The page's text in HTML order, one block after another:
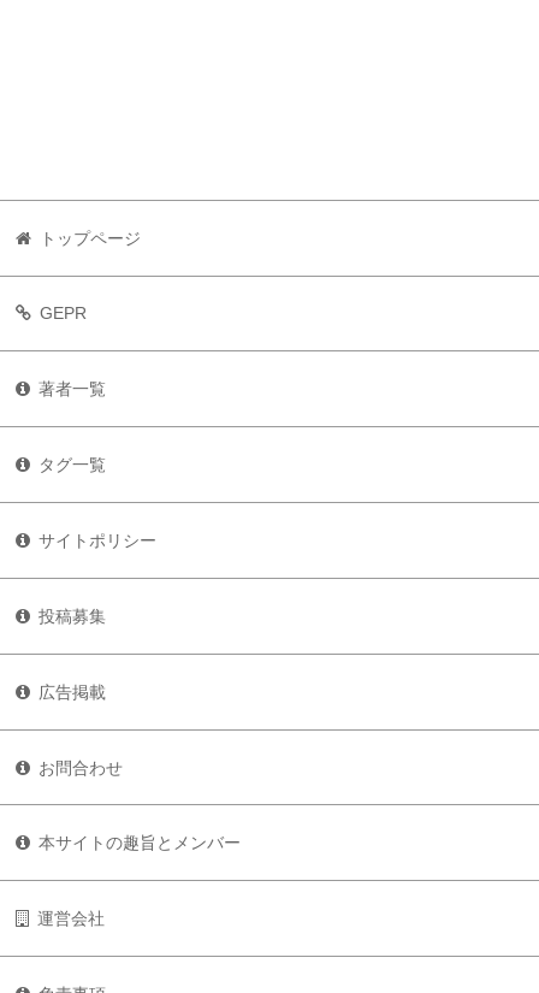
トップページ
GEPR
著者一覧
タグ一覧
サイトポリシー
投稿募集
広告掲載
お問合わせ
本サイトの趣旨とメンバー
運営会社